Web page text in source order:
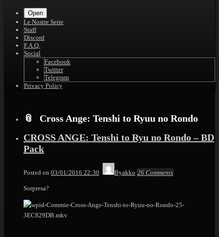
Open
Le Nostre Serie
Staff
Discord
F.A.Q.
Social
Facebook
Twitter
Telegram
Privacy Policy
Cross Ange: Tenshi to Ryuu no Rondo
CROSS ANGE: Tenshi to Ryu no Rondo – BD
Pack
Posted on 03/01/2016 22:30 Byakko 26 Comments
Sorpresa?